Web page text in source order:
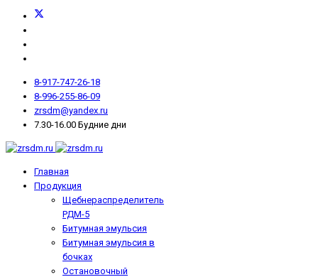
8-917-747-26-18
8-996-255-86-09
zrsdm@yandex.ru
7.30-16.00 Будние дни
Главная
Продукция
Щебнераспределитель
РДМ-5
Битумная эмульсия
Битумная эмульсия в
бочках
Остановочный